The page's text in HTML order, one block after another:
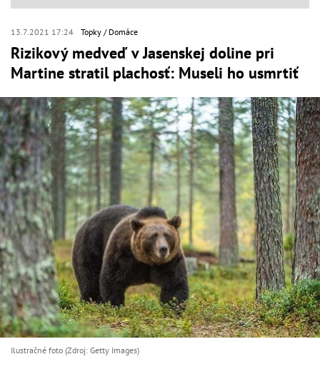
13.7.2021 17:24 Topky Domáce
Rizikový medveď v Jasenskej doline pri
Martine stratil plachosť: Museli ho usmrtiť
Ilustračné foto (Zdroj: Getty Images)